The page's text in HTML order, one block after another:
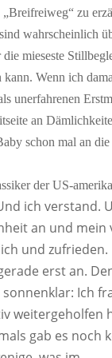
zu
wahrscheinlich
mieseste
kann. Wenn ich
unerfahrenen
an
schon mal an die
der US-
ich verstand.
an und mein
und
erst an.
Ich
weitergeholfen
gab es noch